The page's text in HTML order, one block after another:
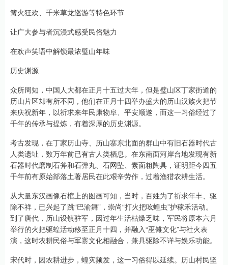
篝火狂欢、千米草龙巡游等特色环节
让广大参与者沉浸式感受民俗魅力
在欢声笑语中解锁最浓璧山年味
历史渊源
众所周知，中国人大都在正月十五过大年，但是璧山区丁家街道的
历山片区却有所不同，他们在正月十四举办盛大的历山汉族火把节
来庆祝新年，以祈求来年民康物阜、平安顺遂，而这一习俗经过了
千年的传承与提炼，有着深厚的历史渊源。
考古发现，在丁家历山寺、历山寨东北面的群山中有旧石器时代古
人类遗址，数万年前已有古人类栖息。在东南面河岸台地发现有新
石器时代磨制石斧和石弹丸、石网坠、素面粗陶具，证明距今四五
千年前有原始部落土著居民在此艰辛劳作，过着渔猎农耕生活。
从大量东汉画像石棺上的图画可知，当时，百姓为了祈求年丰、驱
除不祥，已兴起了跳“巴渝舞”，崇尚“打火把吆蝗虫”护稼禾活动。
到了唐代，历山设镇驻军，因过年生活枯燥乏味，军民将原本六月
举行的火把驱蝗活动移至正月十四，并融入“巫傩文化”与社火表
演，这时农耕民俗与军寨文化相融合，兼具驱除不详与娱乐功能。
宋代时，因农耕进步，蝗灾频发，这一习俗得以延续。历山村民坚